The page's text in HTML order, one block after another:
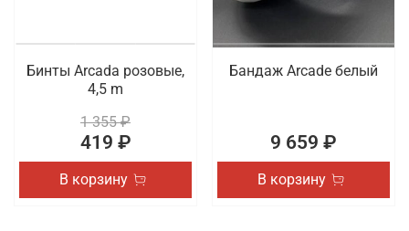
Бинты Arcada розовые,
4,5 m
1 355 ₽
419 ₽
В корзину
Бандаж Arcade белый
9 659 ₽
В корзину